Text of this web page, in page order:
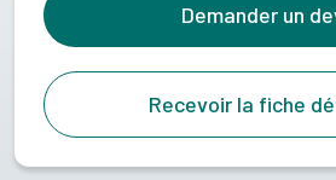
Demander un
Recevoir la fiche